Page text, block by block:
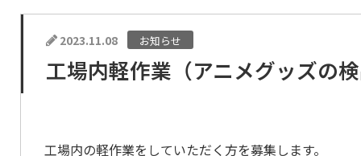
2023.11.08 お知らせ
工場内軽作業（アニメグッズの
工場内の軽作業をしていただく方を募集します。